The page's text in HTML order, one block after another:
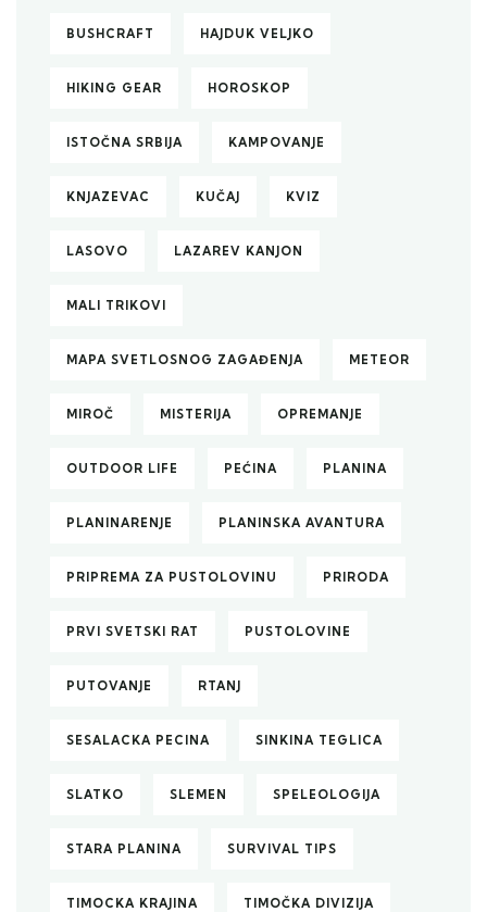
BUSHCRAFT HAJDUK VELJKO
HIKING GEAR HOROSKOP
ISTOČNA SRBIJA KAMPOVANJE
KNJAZEVAC KUČAJ KVIZ
LASOVO LAZAREV KANJON
MALI TRIKOVI
MAPA SVETLOSNOG ZAGAĐENJA METEOR
MIROČ MISTERIJA OPREMANJE
OUTDOOR LIFE PEĆINA PLANINA
PLANINARENJE PLANINSKA AVANTURA
PRIPREMA ZA PUSTOLOVINU PRIRODA
PRVI SVETSKI RAT PUSTOLOVINE
PUTOVANJE RTANJ
SESALACKA PECINA SINKINA TEGLICA
SLATKO SLEMEN SPELEOLOGIJA
STARA PLANINA SURVIVAL TIPS
TIMOCKA KRAJINA TIMOČKA DIVIZIJA